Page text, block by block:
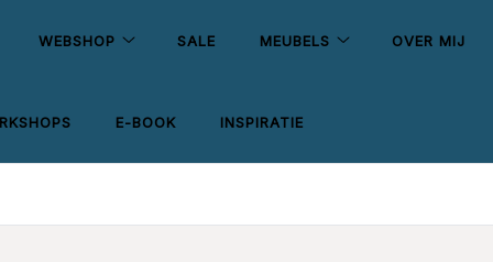
WEBSHOP SALE MEUBELS OVER MIJ
E-BOOK INSPIRATIE